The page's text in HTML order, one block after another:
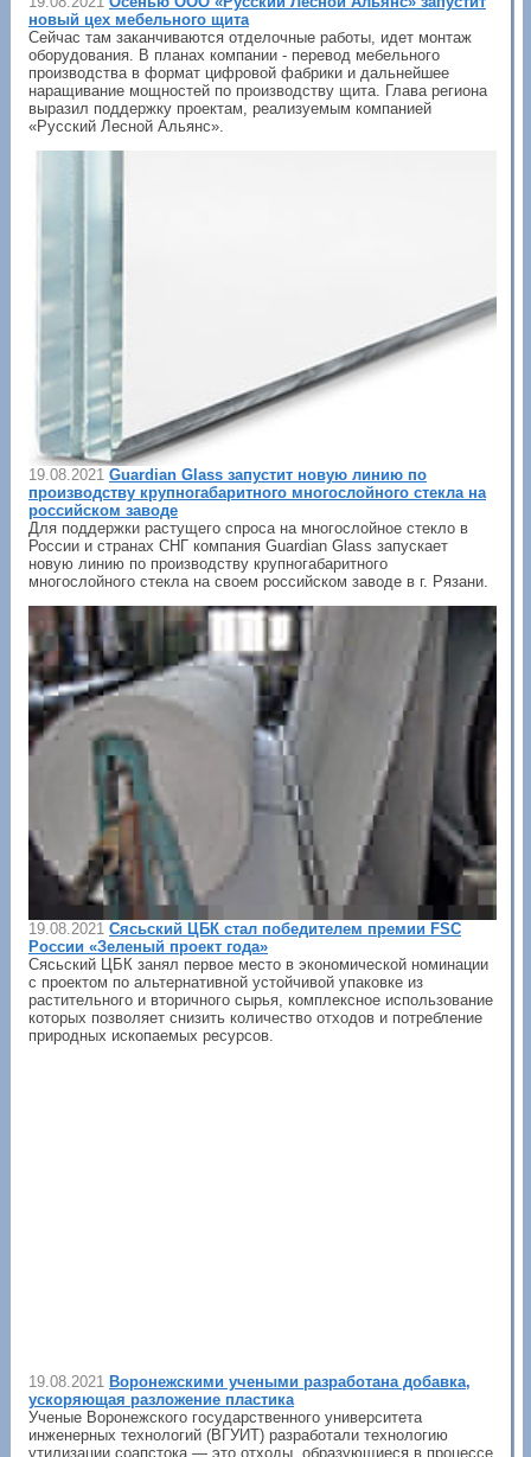
новый цех мебельного щита
Сейчас там заканчиваются отделочные работы, идет монтаж
оборудования. В планах компании - перевод мебельного
производства в формат цифровой фабрики и дальнейшее
наращивание мощностей по производству щита. Глава региона
выразил поддержку проектам, реализуемым компанией
«Русский Лесной Альянс».
19.08.2021 Guardian Glass запустит новую линию по
производству крупногабаритного многослойного стекла на
российском заводе
Для поддержки растущего спроса на многослойное стекло в
России и странах СНГ компания Guardian Glass запускает
новую линию по производству крупногабаритного
многослойного стекла на своем российском заводе в г. Рязани.
19.08.2021 Сясьский ЦБК стал победителем премии FSC
России «Зеленый проект года»
Сясьский ЦБК занял первое место в экономической номинации
с проектом по альтернативной устойчивой упаковке из
растительного и вторичного сырья, комплексное использование
которых позволяет снизить количество отходов и потребление
природных ископаемых ресурсов.
19.08.2021 Воронежскими учеными разработана добавка,
ускоряющая разложение пластика
Ученые Воронежского государственного университета
инженерных технологий (ВГУИТ) разработали технологию
утилизации соапстока ― это отходы, образующиеся в процессе